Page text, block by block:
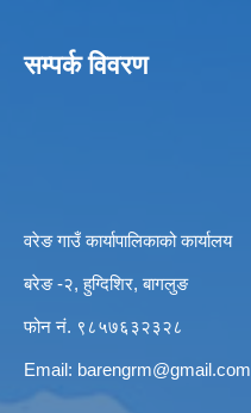
सम्पर्क विवरण
वरेङ गाउँ कार्यापालिकाको कार्यालय
बरेङ -२, हुग्दिशिर, बागलुङ
फोन नं. ९८५७६३२३२८
Email: barengrm@gmail.com